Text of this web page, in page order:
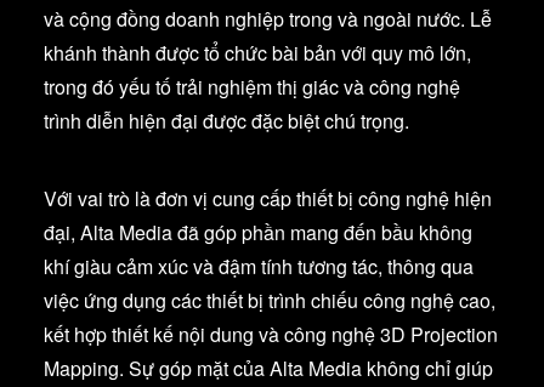
và cộng đồng doanh nghiệp trong và ngoài nước. Lễ
khánh thành được tổ chức bài bản với quy mô lớn,
trong đó yếu tố trải nghiệm thị giác và công nghệ
trình diễn hiện đại được đặc biệt chú trọng.
Với vai trò là đơn vị cung cấp thiết bị công nghệ hiện
đại, Alta Media đã góp phần mang đến bầu không
khí giàu cảm xúc và đậm tính tương tác, thông qua
việc ứng dụng các thiết bị trình chiếu công nghệ cao,
kết hợp thiết kế nội dung và công nghệ 3D Projection
Mapping. Sự góp mặt của Alta Media không chỉ giúp